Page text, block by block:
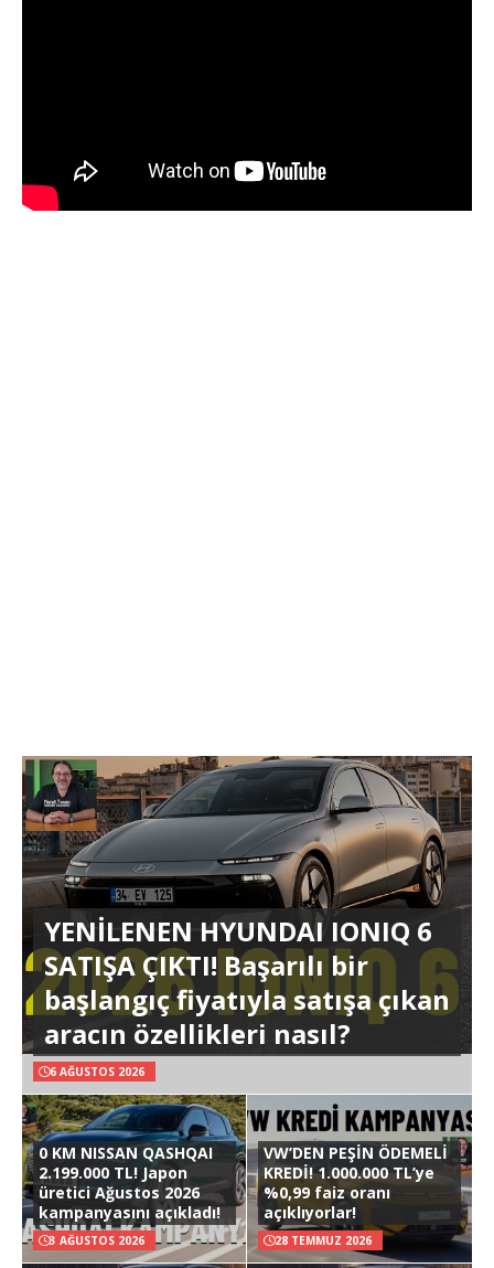
YENİLENEN HYUNDAI IONIQ 6
SATIŞA ÇIKTI! Başarılı bir
başlangıç fiyatıyla satışa çıkan
aracın özellikleri nasıl?
6 AĞUSTOS 2026
0 KM NISSAN QASHQAI
2.199.000 TL! Japon
üretici Ağustos 2026
kampanyasını açıkladı!
3 AĞUSTOS 2026
VW’DEN PEŞİN ÖDEMELİ
KREDİ! 1.000.000 TL’ye
%0,99 faiz oranı
açıklıyorlar!
28 TEMMUZ 2026